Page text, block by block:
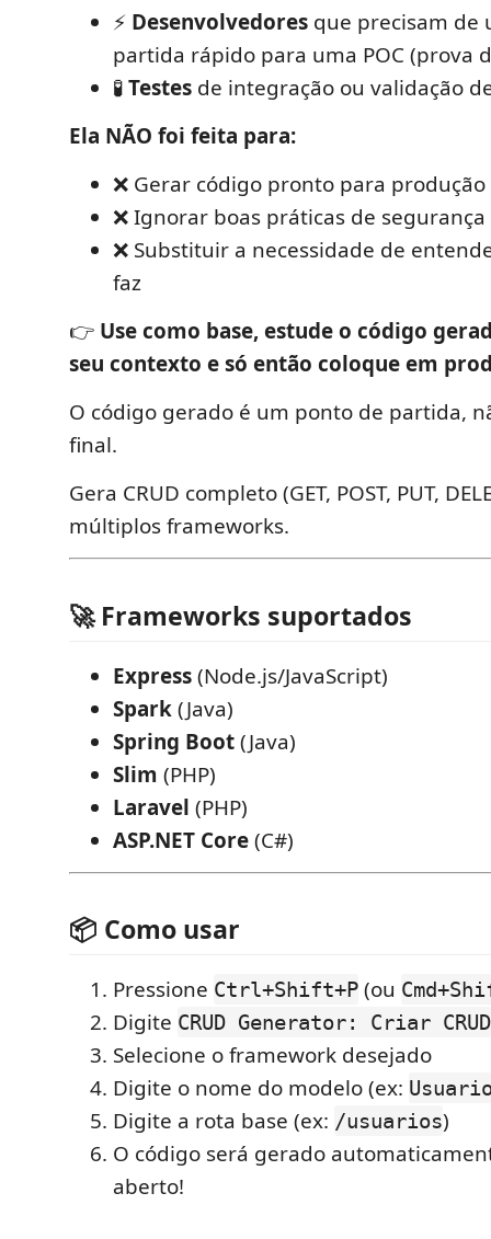
⚡ Desenvolvedores que precisam de
partida rápido para uma POC (prova
🧪Testes de integração ou validação
Ela NÃO foi feita para:
❌ Gerar código pronto para
❌ Ignorar boas práticas de segurança
❌ Substituir a necessidade de
faz
👉 Use como base, estude o código
seu contexto e só então coloque em
O código gerado é um ponto de partida,
final.
Gera CRUD completo (GET, POST, PUT,
múltiplos frameworks.
🚀 Frameworks suportados
Express(Node.js/JavaScript)
Spark(Java)
Spring Boot(Java)
Slim (PHP)
Laravel (PHP)
ASP.NET Core(C#)
📦 Como usar
Pressione Ctrl+Shift+P (ou
Digite CRUD Generator: Criar CRUD
Selecione o framework desejado
Digite o nome do modelo (ex:
Digite a rota base (ex: /usuarios)
O código será gerado
aberto!